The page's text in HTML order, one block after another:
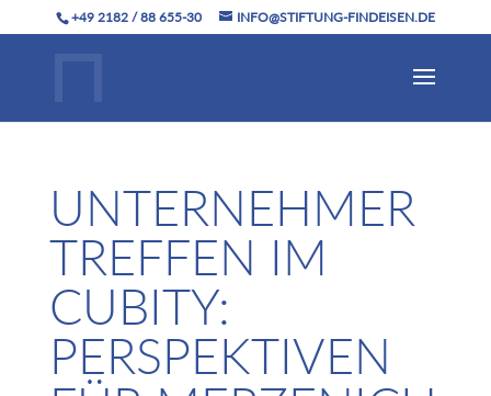
+49 2182 / 88 655-30 INFO@STIFTUNG-FINDEISEN.DE
UNTERNEHMER
TREFFEN IM
CUBITY:
PERSPEKTIVEN